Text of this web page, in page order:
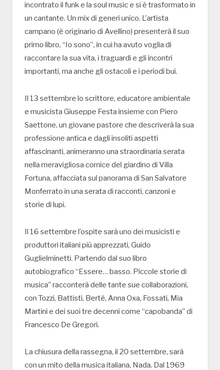
incontrato il funk e la soul music e si è trasformato in
un cantante. Un mix di generi unico. L’artista
campano (è originario di Avellino) presenterà il suo
primo libro, “Io sono”, in cui ha avuto voglia di
raccontare la sua vita, i traguardi e gli incontri
importanti, ma anche gli ostacoli e i periodi bui.
Il 13 settembre lo scrittore, educatore ambientale
e musicista Giuseppe Festa insieme con Piero
Saettone, un giovane pastore che descriverà la sua
professione antica e dagli insoliti aspetti
affascinanti, animeranno una straordinaria serata
nella meravigliosa cornice del giardino di Villa
Fortuna, affacciata sul panorama di San Salvatore
Monferrato in una serata di racconti, canzoni e
storie di lupi.
Il 16 settembre l’ospite sarà uno dei musicisti e
produttori italiani più apprezzati, Guido
Guglielminetti. Partendo dal suo libro
autobiografico “Essere… basso. Piccole storie di
musica” racconterà delle tante sue collaborazioni,
con Tozzi, Battisti, Bertè, Anna Oxa, Fossati, Mia
Martini e dei suoi tre decenni come “capobanda” di
Francesco De Gregori.
La chiusura della rassegna, il 20 settembre, sarà
con un mito della musica italiana, Nada. Dal 1969